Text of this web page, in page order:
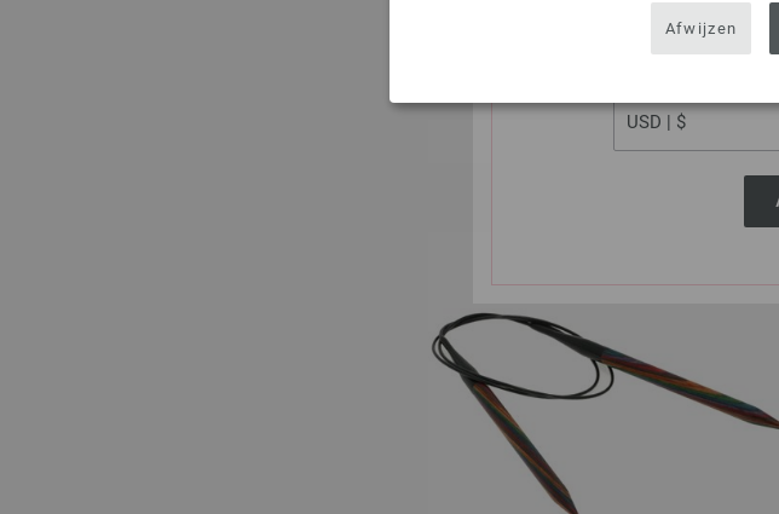
USA - The
Afwijzen